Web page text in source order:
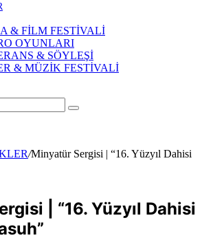
& FİLM FESTİVALİ
OYUNLARI
& SÖYLEŞİ
& MÜZİK FESTİVALİ
Arama
/Minyatür Sergisi | “16. Yüzyıl Dahisi
| “16. Yüzyıl Dahisi